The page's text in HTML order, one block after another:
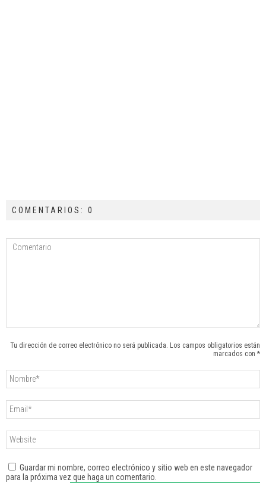
COMENTARIOS: 0
Tu dirección de correo electrónico no será publicada. Los campos obligatorios están
marcados con *
Guardar mi nombre, correo electrónico y sitio web en este navegador
para la próxima vez que haga un comentario.